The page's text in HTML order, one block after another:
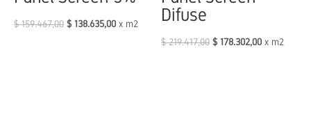
$159.467,00 $ 138.635,00 x m2
Difuse
$219.417,00 $ 178.302,00 x m2